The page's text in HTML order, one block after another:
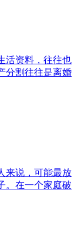
资料，往往也
分割往往是离婚
说，可能最放
。在一个家庭破